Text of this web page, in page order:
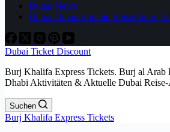
Dubai News
Dubai Oman Emirate Reiseführer
Dubai Ticket Discount
Burj Khalifa Express Tickets. Burj al Arab
Dhabi Aktivitäten & Aktuelle Dubai Reise-
Suchen
Burj Khalifa Express Tickets